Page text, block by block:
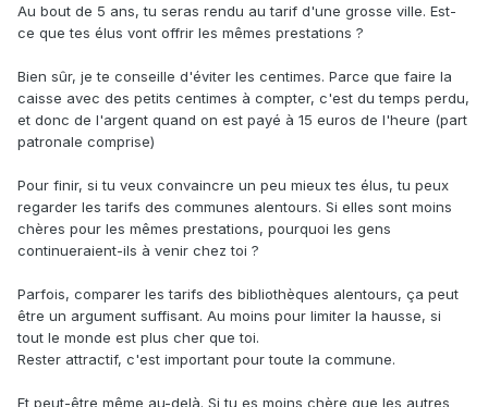
Au bout de 5 ans, tu seras rendu au tarif d'une grosse ville. Est-
ce que tes élus vont offrir les mêmes prestations ?
Bien sûr, je te conseille d'éviter les centimes. Parce que faire la
caisse avec des petits centimes à compter, c'est du temps perdu,
et donc de l'argent quand on est payé à 15 euros de l'heure (part
patronale comprise)
Pour finir, si tu veux convaincre un peu mieux tes élus, tu peux
regarder les tarifs des communes alentours. Si elles sont moins
chères pour les mêmes prestations, pourquoi les gens
continueraient-ils à venir chez toi ?
Parfois, comparer les tarifs des bibliothèques alentours, ça peut
être un argument suffisant. Au moins pour limiter la hausse, si
tout le monde est plus cher que toi.
Rester attractif, c'est important pour toute la commune.
Et peut-être même au-delà. Si tu es moins chère que les autres